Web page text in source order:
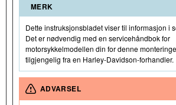
MERK
Dette instruksjonsbladet viser til informasjon i
Det er nødvendig med en servicehåndbok for
motorsykkelmodellen din for denne
tilgjengelig fra en Harley-Davidson-forhandler.
ADVARSEL